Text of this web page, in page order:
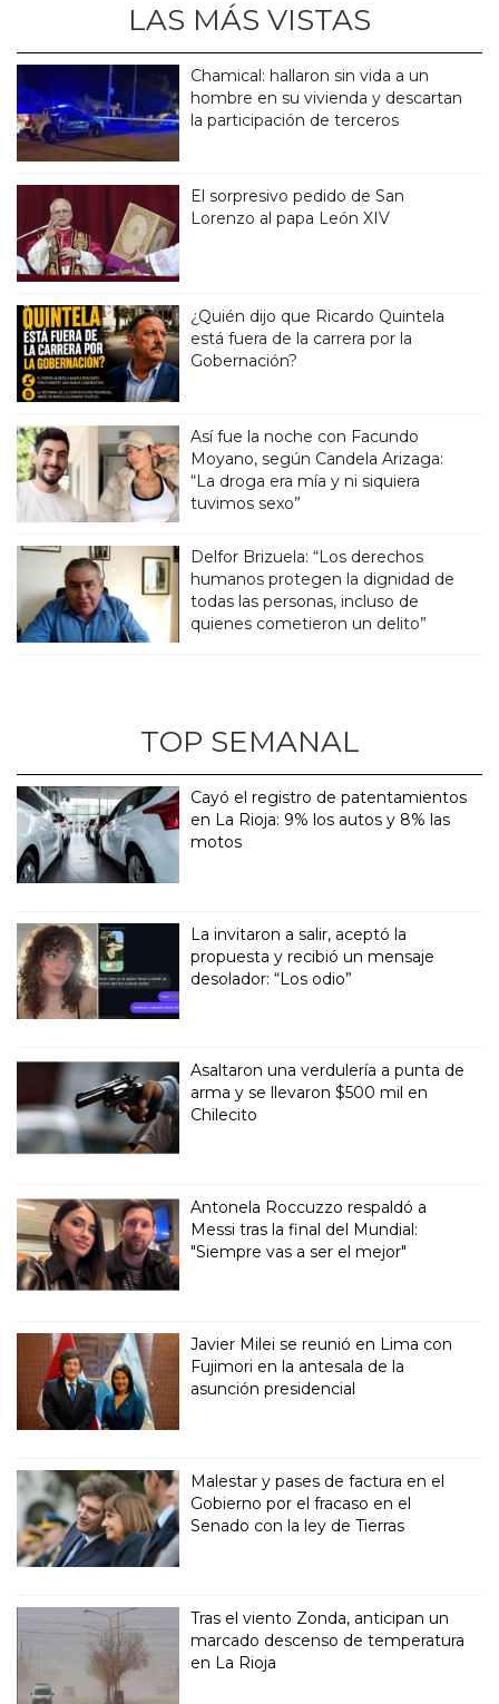
LAS MÁS VISTAS
Chamical: hallaron sin vida a un
hombre en su vivienda y descartan
la participación de terceros
El sorpresivo pedido de San
Lorenzo al papa León XIV
¿Quién dijo que Ricardo Quintela
está fuera de la carrera por la
Gobernación?
Así fue la noche con Facundo
Moyano, según Candela Arizaga:
“La droga era mía y ni siquiera
tuvimos sexo”
Delfor Brizuela: “Los derechos
humanos protegen la dignidad de
todas las personas, incluso de
quienes cometieron un delito”
TOP SEMANAL
Cayó el registro de patentamientos
en La Rioja: 9% los autos y 8% las
motos
La invitaron a salir, aceptó la
propuesta y recibió un mensaje
desolador: “Los odio”
Asaltaron una verdulería a punta de
arma y se llevaron $500 mil en
Chilecito
Antonela Roccuzzo respaldó a
Messi tras la final del Mundial:
"Siempre vas a ser el mejor"
Javier Milei se reunió en Lima con
Fujimori en la antesala de la
asunción presidencial
Malestar y pases de factura en el
Gobierno por el fracaso en el
Senado con la ley de Tierras
Tras el viento Zonda, anticipan un
marcado descenso de temperatura
en La Rioja